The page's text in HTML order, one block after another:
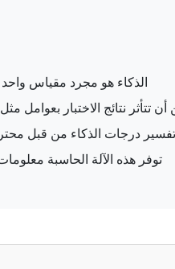
الذكاء هو مجرد مقياس
تتأثر نتائج الاختبار بعوامل
درجات الذكاء من قبل
توفر هذه الآلة الحاسبة